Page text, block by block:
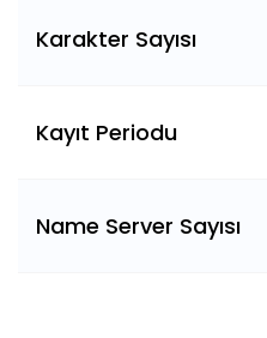
Karakter Sayısı
Kayıt Periodu
Name Server Sayısı